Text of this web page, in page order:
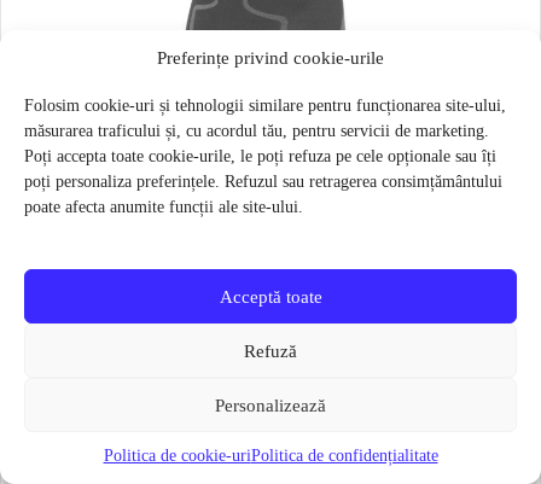
Preferințe privind cookie-urile
Folosim cookie-uri și tehnologii similare pentru funcționarea site-ului,
măsurarea traficului și, cu acordul tău, pentru servicii de marketing.
Poți accepta toate cookie-urile, le poți refuza pe cele opționale sau îți
poți personaliza preferințele. Refuzul sau retragerea consimțământului
poate afecta anumite funcții ale site-ului.
Acceptă toate
Refuză
Personalizează
Politica de cookie-uriPolitica de confidențialitate
Pantaloni functionali Force Frost marime L-XL Negru